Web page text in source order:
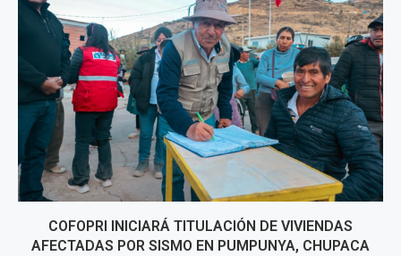
COFOPRI INICIARÁ TITULACIÓN DE VIVIENDAS
AFECTADAS POR SISMO EN PUMPUNYA, CHUPACA